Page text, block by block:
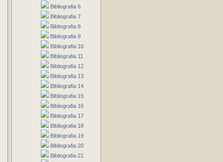
Bibliografia 6
Bibliografia 7
Bibliografia 8
Bibliografia 9
Bibliografia 10
Bibliografia 11
Bibliografia 12
Bibliografia 13
Bibliografia 14
Bibliografia 15
Bibliografia 16
Bibliografia 17
Bibliografia 18
Bibliografia 19
Bibliografia 20
Bibliografia 21